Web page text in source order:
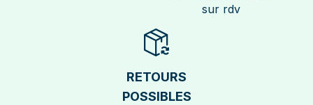
sur rdv
RETOURS
POSSIBLES